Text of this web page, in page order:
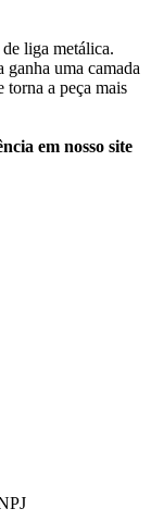
liga metálica.
ganha uma camada
torna a peça mais
em nosso site